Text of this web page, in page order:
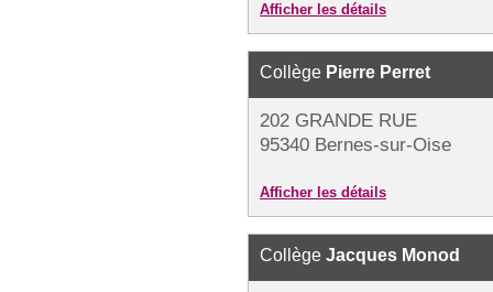
Afficher les détails
Collège Pierre Perret
202 GRANDE RUE
95340 Bernes-sur-Oise
Afficher les détails
Collège Jacques Monod